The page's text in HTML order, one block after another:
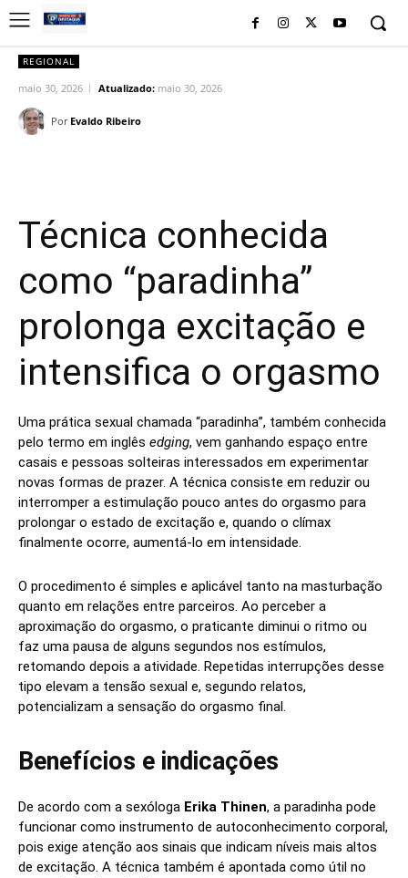
REGIONAL
maio 30, 2026 Atualizado: maio 30, 2026
Por Evaldo Ribeiro
Técnica conhecida
como “paradinha”
prolonga excitação e
intensifica o orgasmo
Uma prática sexual chamada “paradinha”, também conhecida
pelo termo em inglês edging, vem ganhando espaço entre
casais e pessoas solteiras interessados em experimentar
novas formas de prazer. A técnica consiste em reduzir ou
interromper a estimulação pouco antes do orgasmo para
prolongar o estado de excitação e, quando o clímax
finalmente ocorre, aumentá‑lo em intensidade.
O procedimento é simples e aplicável tanto na masturbação
quanto em relações entre parceiros. Ao perceber a
aproximação do orgasmo, o praticante diminui o ritmo ou
faz uma pausa de alguns segundos nos estímulos,
retomando depois a atividade. Repetidas interrupções desse
tipo elevam a tensão sexual e, segundo relatos,
potencializam a sensação do orgasmo final.
Benefícios e indicações
De acordo com a sexóloga Erika Thinen, a paradinha pode
funcionar como instrumento de autoconhecimento corporal,
pois exige atenção aos sinais que indicam níveis mais altos
de excitação. A técnica também é apontada como útil no